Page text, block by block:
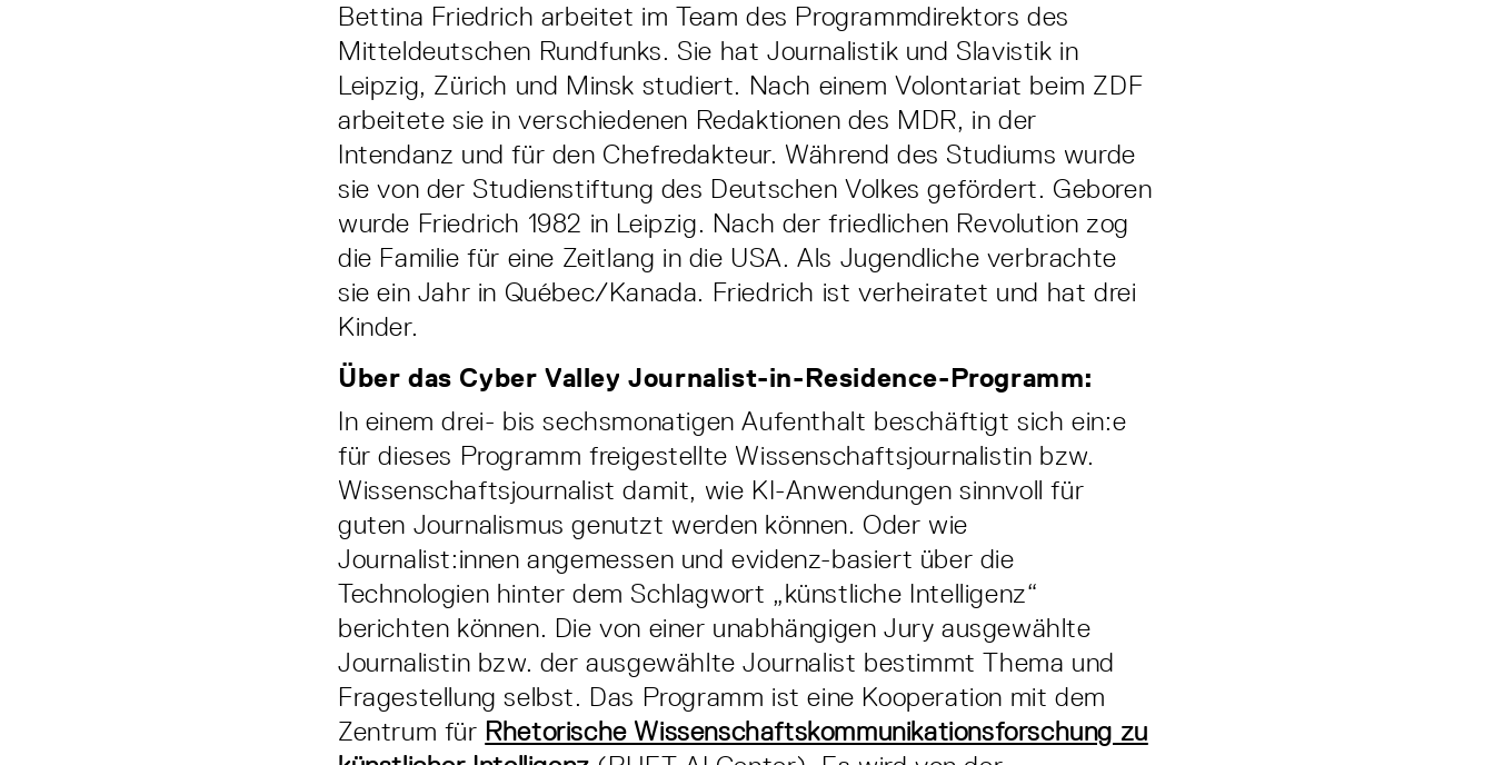
Bettina Friedrich arbeitet im Team des Programmdirektors des
Mitteldeutschen Rundfunks. Sie hat Journalistik und Slavistik in
Leipzig, Zürich und Minsk studiert. Nach einem Volontariat beim ZDF
arbeitete sie in verschiedenen Redaktionen des MDR, in der
Intendanz und für den Chefredakteur. Während des Studiums wurde
sie von der Studienstiftung des Deutschen Volkes gefördert. Geboren
wurde Friedrich 1982 in Leipzig. Nach der friedlichen Revolution zog
die Familie für eine Zeitlang in die USA. Als Jugendliche verbrachte
sie ein Jahr in Québec/Kanada. Friedrich ist verheiratet und hat drei
Kinder.
Über das Cyber Valley Journalist-in-Residence-Programm:
In einem drei- bis sechsmonatigen Aufenthalt beschäftigt sich ein:e
für dieses Programm freigestellte Wissenschaftsjournalistin bzw.
Wissenschaftsjournalist damit, wie KI-Anwendungen sinnvoll für
guten Journalismus genutzt werden können. Oder wie
Journalist:innen angemessen und evidenz-basiert über die
Technologien hinter dem Schlagwort „künstliche Intelligenz“
berichten können. Die von einer unabhängigen Jury ausgewählte
Journalistin bzw. der ausgewählte Journalist bestimmt Thema und
Fragestellung selbst. Das Programm ist eine Kooperation mit dem
Zentrum für Rhetorische Wissenschaftskommunikationsforschung zu